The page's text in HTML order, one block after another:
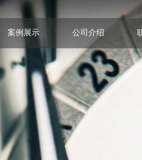
案例展示 公司介绍